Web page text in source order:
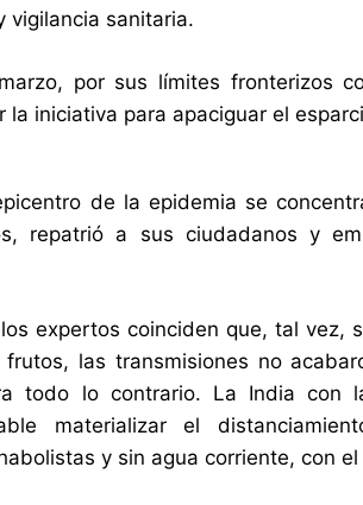
vigilancia sanitaria.
por sus límites fronterizos
la iniciativa para apaciguar el
de la epidemia se
repatrió a sus ciudadanos y
expertos coinciden que, tal vez,
las transmisiones no
todo lo contrario. La India con
materializar el
y sin agua corriente, con